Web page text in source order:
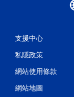
支援中心
私隱政策
網站使用條款
網站地圖